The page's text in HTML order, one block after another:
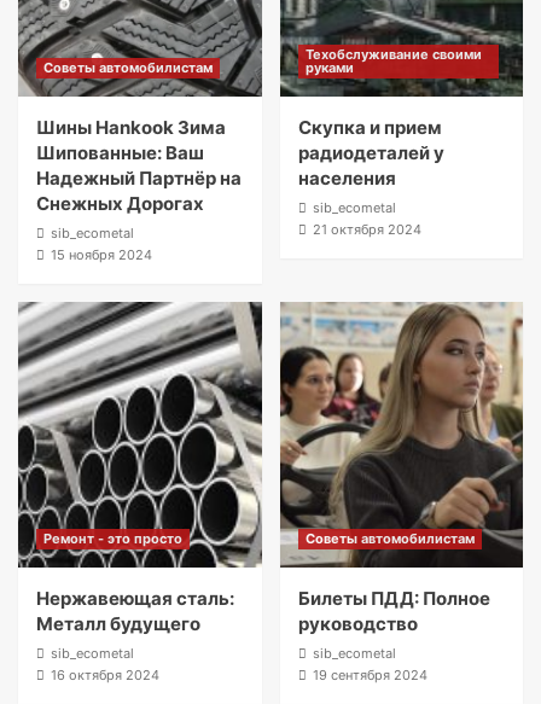
Советы автомобилистам
Шины Hankook Зима
Шипованные: Ваш
Надежный Партнёр на
Снежных Дорогах
sib_ecometal
15 ноября 2024
Техобслуживание своими
руками
Скупка и прием
радиодеталей у
населения
sib_ecometal
21 октября 2024
Ремонт - это просто
Нержавеющая сталь:
Металл будущего
sib_ecometal
16 октября 2024
Советы автомобилистам
Билеты ПДД: Полное
руководство
sib_ecometal
19 сентября 2024